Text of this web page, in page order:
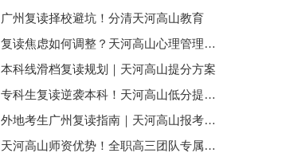
广州复读择校避坑！分清天河高山教育
复读焦虑如何调整？天河高山心理管理方案
本科线滑档复读规划｜天河高山提分方案
专科生复读逆袭本科！天河高山低分提分攻略
外地考生广州复读指南｜天河高山报考答疑
天河高山师资优势！全职高三团队专属复读教研